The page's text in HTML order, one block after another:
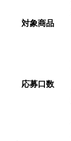
対象商品
応募口数